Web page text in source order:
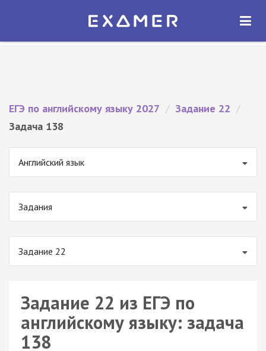
Экзамер — ЕГЭ 2027
ОТКРЫТЬ
ЕГЭ по английскому языку 2027 / Задание 22 /
Задача 138
Английский язык
Задания
Задание 22
Задание 22 из ЕГЭ по
английскому языку: задача
138